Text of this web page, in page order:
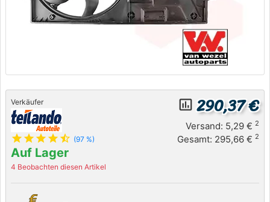
Verkäufer
star star star star star_half (97 %)
Auf Lager
4 Beobachten diesen Artikel
insert_chart_outlined 290,37 €
Versand: 5,29 € 2
Gesamt: 295,66 € 2